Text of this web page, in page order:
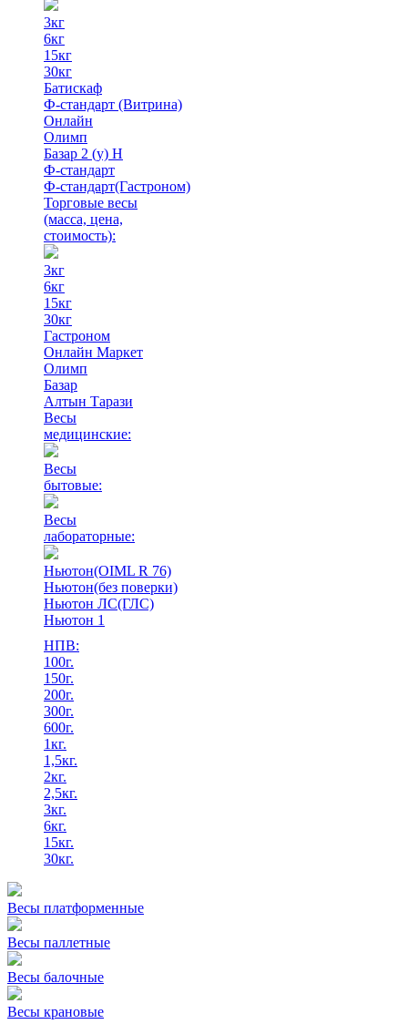
3кг
6кг
15кг
30кг
Батискаф
Ф-стандарт (Витрина)
Онлайн
Олимп
Базар 2 (у) Н
Ф-стандарт
Ф-стандарт(Гастроном)
Торговые весы
(масса, цена,
стоимость):
3кг
6кг
15кг
30кг
Гастроном
Онлайн Маркет
Олимп
Базар
Алтын Тарази
Весы
медицинские:
Весы
бытовые:
Весы
лабораторные:
Ньютон(OIML R 76)
Ньютон(без поверки)
Ньютон ЛС(ГЛС)
Ньютон 1
НПВ:
100г.
150г.
200г.
300г.
600г.
1кг.
1,5кг.
2кг.
2,5кг.
3кг.
6кг.
15кг.
30кг.
Весы платформенные
Весы паллетные
Весы балочные
Весы крановые